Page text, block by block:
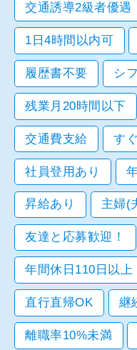
交通誘導2級者優遇
1日4時間以内可
履歴書不要 シ
残業月20時間以下
交通費支給 す
社員登用あり
昇給あり 主婦(
友達と応募歓迎！
年間休日110日以上
直行直帰OK 継
離職率10%未満